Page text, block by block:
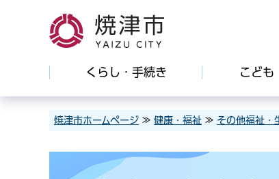
焼津市
くらし・手続き こども
焼津市ホームページ ≫ 健康・福祉 ≫ その他福祉・